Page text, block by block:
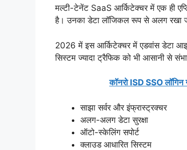
मल्टी-टेनेंट SaaS आर्किटेक्चर में एक ही
है। उनका डेटा लॉजिकल रूप से अलग रखा
2026 में इस आर्किटेक्चर में एडवांस डेटा
सिस्टम ज्यादा ट्रैफिक को भी आसानी से
कॉनरो ISD SSO
साझा सर्वर और इंफ्रास्ट्रक्चर
अलग-अलग डेटा सुरक्षा
ऑटो-स्केलिंग सपोर्ट
क्लाउड आधारित सिस्टम